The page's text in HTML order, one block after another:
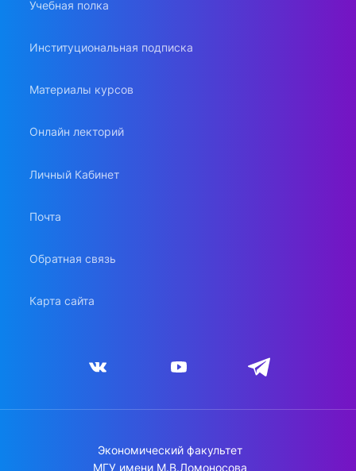
Учебная полка
Институциональная подписка
Материалы курсов
Онлайн лекторий
Личный Кабинет
Почта
Обратная связь
Карта сайта
Экономический факультет
МГУ имени М.В.Ломоносова